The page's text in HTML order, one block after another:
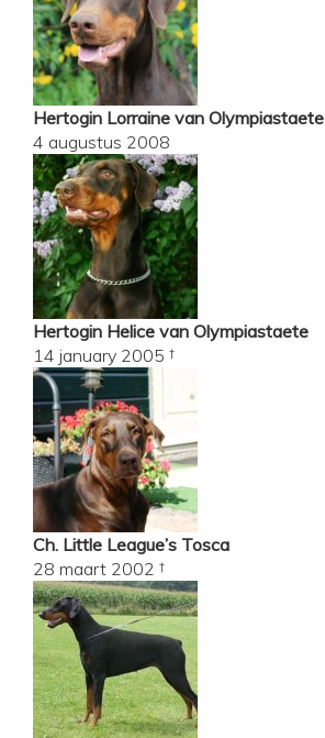
Hertogin Lorraine van Olympiastaete
4 augustus 2008
Hertogin Helice van Olympiastaete
14 january 2005 †
Ch. Little League’s Tosca
28 maart 2002 †